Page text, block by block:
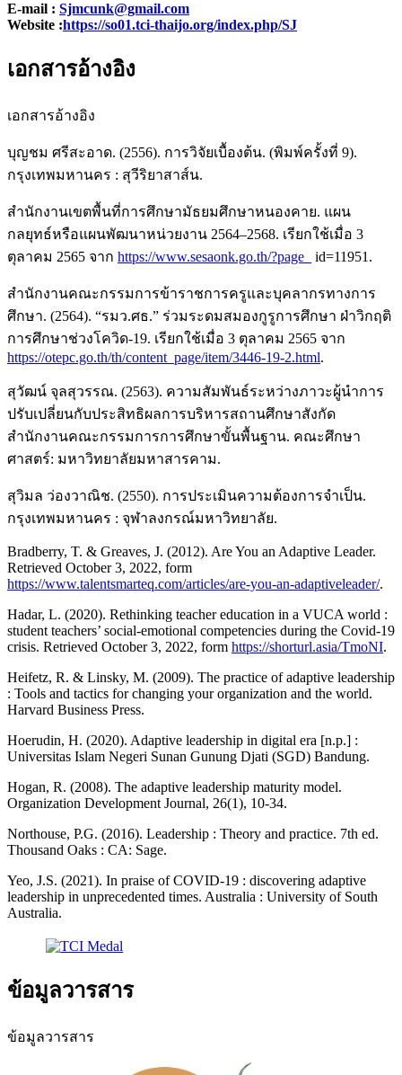
E-mail : Sjmcunk@gmail.com
Website :https://so01.tci-thaijo.org/index.php/SJ
เอกสารอ้างอิง
เอกสารอ้างอิง
บุญชม ศรีสะอาด. (2556). การวิจัยเบื้องต้น. (พิมพ์ครั้งที่ 9).
กรุงเทพมหานคร : สุวีริยาสาส์น.
สำนักงานเขตพื้นที่การศึกษามัธยมศึกษาหนองคาย. แผน
กลยุทธ์หรือแผนพัฒนาหน่วยงาน 2564–2568. เรียกใช้เมื่อ 3
ตุลาคม 2565 จาก https://www.sesaonk.go.th/?page_ id=11951.
สำนักงานคณะกรรมการข้าราชการครูและบุคลากรทางการ
ศึกษา. (2564). “รมว.ศธ.” ร่วมระดมสมองกูรูการศึกษา ฝ่าวิกฤติ
การศึกษาช่วงโควิด-19. เรียกใช้เมื่อ 3 ตุลาคม 2565 จาก
https://otepc.go.th/th/content_page/item/3446-19-2.html.
สุวัฒน์ จุลสุวรรณ. (2563). ความสัมพันธ์ระหว่างภาวะผู้นำการ
ปรับเปลี่ยนกับประสิทธิผลการบริหารสถานศึกษาสังกัด
สำนักงานคณะกรรมการการศึกษาขั้นพื้นฐาน. คณะศึกษา
ศาสตร์: มหาวิทยาลัยมหาสารคาม.
สุวิมล ว่องวาณิช. (2550). การประเมินความต้องการจำเป็น.
กรุงเทพมหานคร : จุฬาลงกรณ์มหาวิทยาลัย.
Bradberry, T. & Greaves, J. (2012). Are You an Adaptive Leader.
Retrieved October 3, 2022, form
https://www.talentsmarteq.com/articles/are-you-an-adaptiveleader/.
Hadar, L. (2020). Rethinking teacher education in a VUCA world :
student teachers’ social-emotional competencies during the Covid-19
crisis. Retrieved October 3, 2022, form https://shorturl.asia/TmoNI.
Heifetz, R. & Linsky, M. (2009). The practice of adaptive leadership
: Tools and tactics for changing your organization and the world.
Harvard Business Press.
Hoerudin, H. (2020). Adaptive leadership in digital era [n.p.] :
Universitas Islam Negeri Sunan Gunung Djati (SGD) Bandung.
Hogan, R. (2008). The adaptive leadership maturity model.
Organization Development Journal, 26(1), 10-34.
Northouse, P.G. (2016). Leadership : Theory and practice. 7th ed.
Thousand Oaks : CA: Sage.
Yeo, J.S. (2021). In praise of COVID-19 : discovering adaptive
leadership in unprecedented times. Australia : University of South
Australia.
ข้อมูลวารสาร
ข้อมูลวารสาร